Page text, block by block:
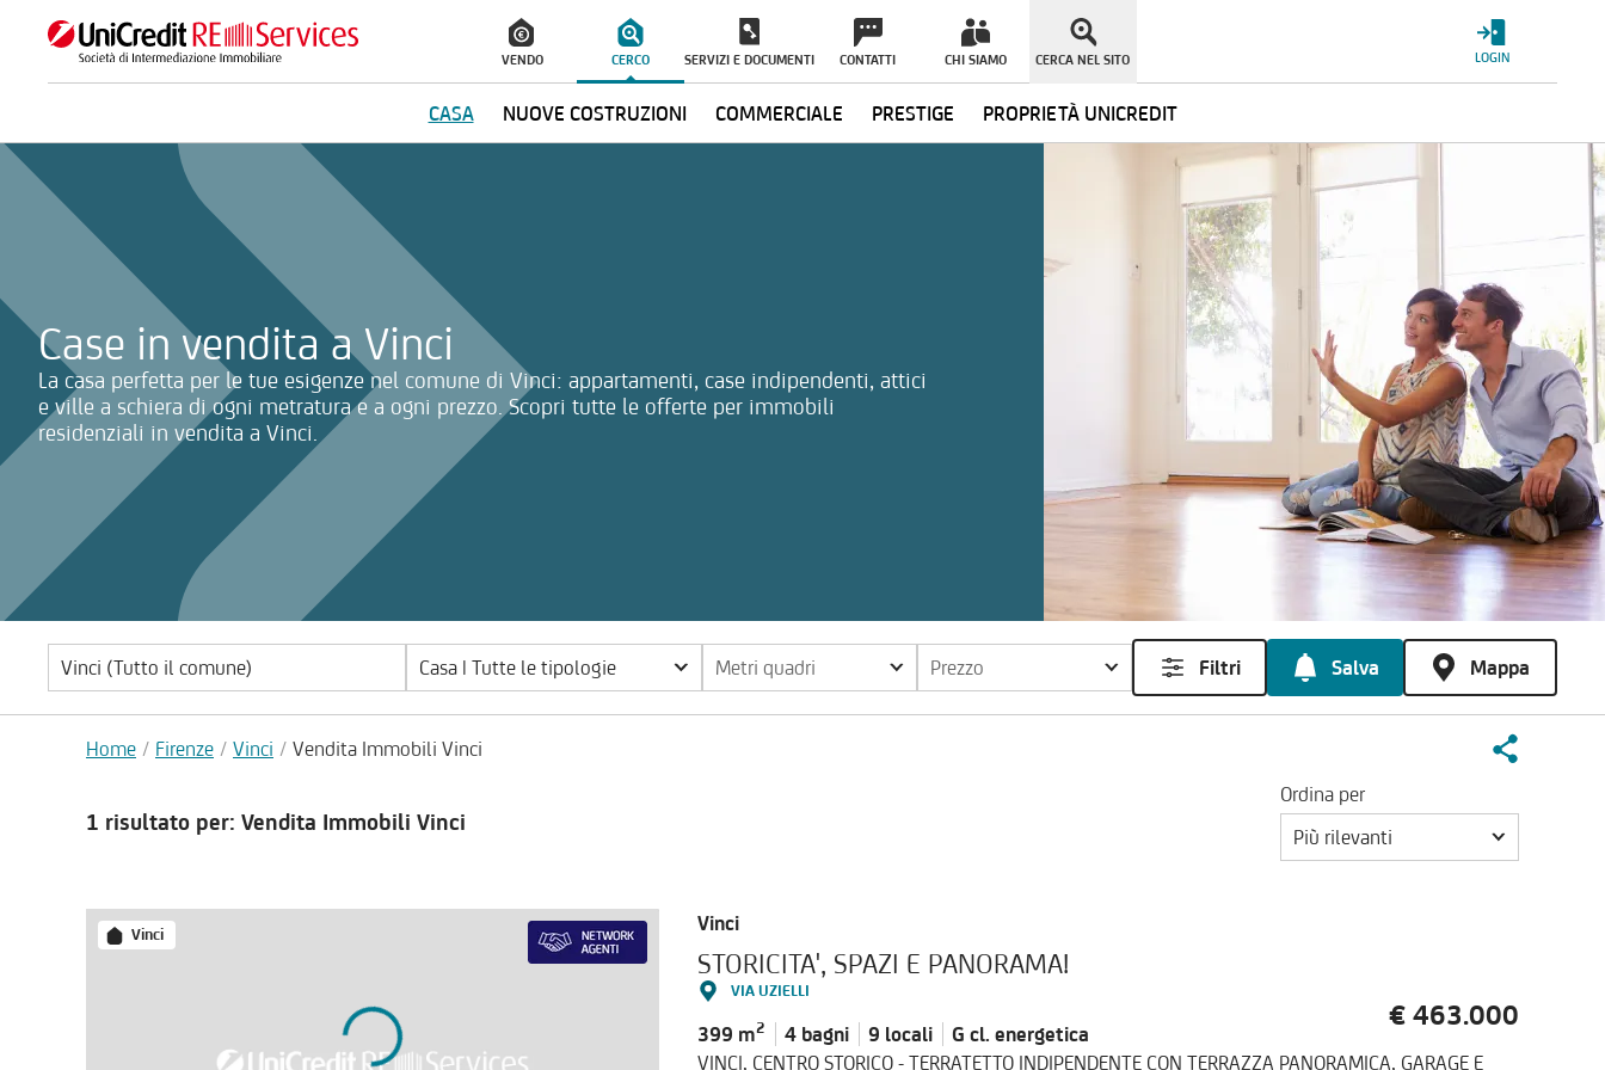
VENDO CERCO
CASA NUOVE COSTRUZIONI COMMERCIALE PRESTIGE PROPRIETÀ UNICREDIT
SERVIZI E DOCUMENTI CONTATTI CHI SIAMO CERCA NEL SITO LOGIN
Case in vendita a Vinci
La casa perfetta per le tue esigenze nel comune di Vinci: appartamenti, case indipendenti, attici
e ville a schiera di ogni metratura e a ogni prezzo. Scopri tutte le offerte per immobili
residenziali in vendita a Vinci.
La ricerca verrà inviata automaticamente alla selezione delle informazioni
Casa | Tutte le tipologie Metri quadri Prezzo Filtri Salva Mappa
Home Firenze Vinci Vendita Immobili Vinci
1 risultato per: Vendita Immobili Vinci
Ordina per
Più rilevanti
Vinci Vinci
STORICITA', SPAZI E PANORAMA!
VIA UZIELLI
399 m2 4 bagni 9 locali G cl. energetica
€ 463.000
VINCI, CENTRO STORICO - TERRATETTO INDIPENDENTE CON TERRAZZA PANORAMICA, GARAGE E